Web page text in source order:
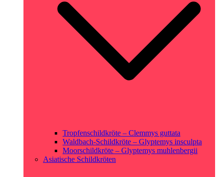
Tropfenschildkröte – Clemmys guttata
Waldbach-Schildkröte – Glyptemys insculpta
Moorschildkröte – Glyptemys muhlenbergii
Asiatische Schildkröten